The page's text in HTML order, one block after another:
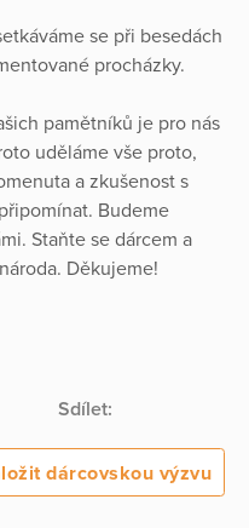
se při besedách
procházky.
pamětníků je pro nás
uděláme vše proto,
a zkušenost s
Budeme
Staňte se dárcem a
Děkujeme!
Sdílet:
dárcovskou výzvu